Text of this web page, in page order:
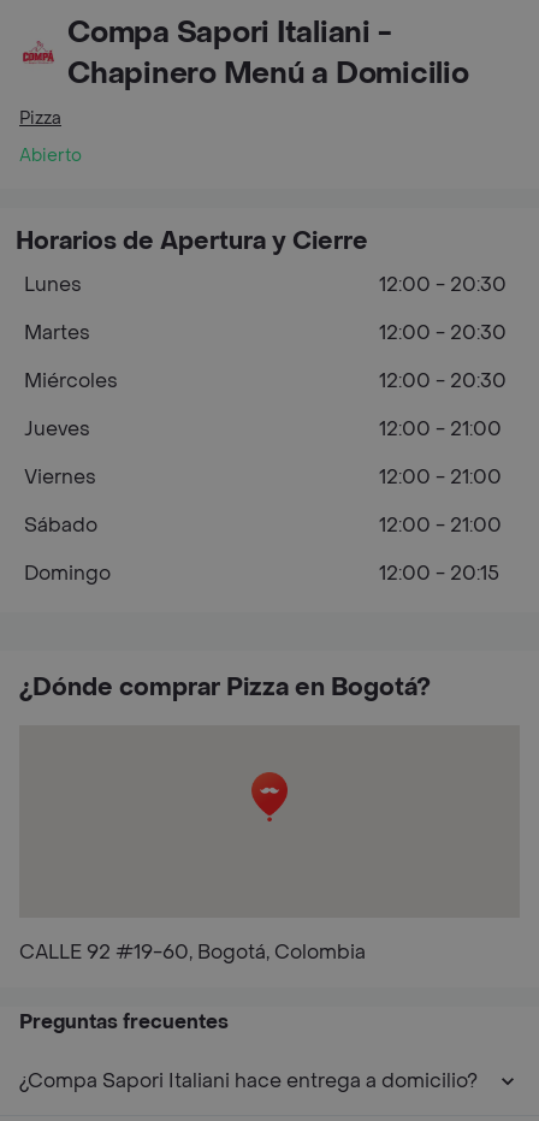
Compa Sapori Italiani -
Chapinero Menú a Domicilio
Pizza
Abierto
¿Dónde comprar Pizza en Bogotá?
CALLE 92 #19-60, Bogotá, Colombia
Horarios de Apertura y Cierre
Lunes
12:00 - 20:30
Martes
12:00 - 20:30
Miércoles
12:00 - 20:30
Jueves
12:00 - 21:00
Viernes
12:00 - 21:00
Sábado
12:00 - 21:00
Domingo
12:00 - 20:15
Preguntas frecuentes
¿Compa Sapori Italiani hace entrega a domicilio?